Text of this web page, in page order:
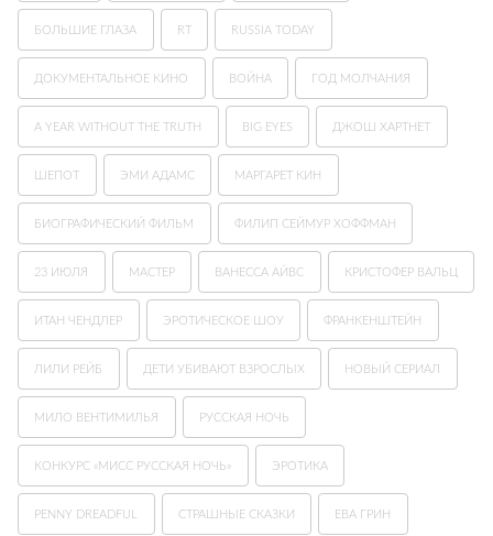
БОЛЬШИЕ ГЛАЗА RT RUSSIA TODAY
ДОКУМЕНТАЛЬНОЕ КИНО ВОЙНА ГОД МОЛЧАНИЯ
A YEAR WITHOUT THE TRUTH BIG EYES ДЖОШ ХАРТНЕТ
ШЕПОТ ЭМИ АДАМС МАРГАРЕТ КИН
БИОГРАФИЧЕСКИЙ ФИЛЬМ ФИЛИП СЕЙМУР ХОФФМАН
23 ИЮЛЯ МАСТЕР ВАНЕССА АЙВС КРИСТОФЕР ВАЛЬЦ
ИТАН ЧЕНДЛЕР ЭРОТИЧЕСКОЕ ШОУ ФРАНКЕНШТЕЙН
ЛИЛИ РЕЙБ ДЕТИ УБИВАЮТ ВЗРОСЛЫХ НОВЫЙ СЕРИАЛ
МИЛО ВЕНТИМИЛЬЯ РУССКАЯ НОЧЬ
КОНКУРС «МИСС РУССКАЯ НОЧЬ» ЭРОТИКА
PENNY DREADFUL СТРАШНЫЕ СКАЗКИ ЕВА ГРИН